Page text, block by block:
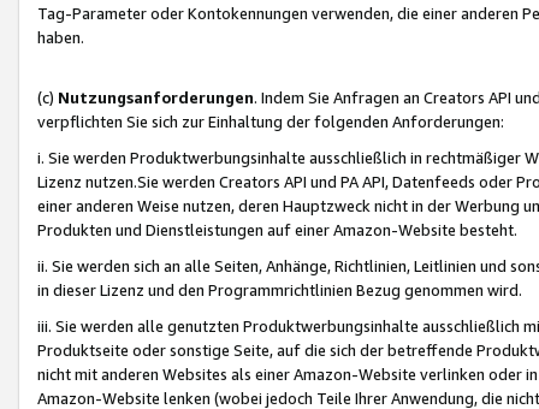
Tag-Parameter oder Kontokennungen verwenden, die einer anderen
haben.
(c) Nutzungsanforderungen. Indem Sie Anfragen an Creators API
verpflichten Sie sich zur Einhaltung der folgenden Anforderungen:
i. Sie werden Produktwerbungsinhalte ausschließlich in rechtmäßiger
Lizenz nutzen.Sie werden Creators API und PA API, Datenfeeds oder
einer anderen Weise nutzen, deren Hauptzweck nicht in der Werbung
Produkten und Dienstleistungen auf einer Amazon-Website besteht.
ii. Sie werden sich an alle Seiten, Anhänge, Richtlinien, Leitlinien und
in dieser Lizenz und den Programmrichtlinien Bezug genommen wird.
iii. Sie werden alle genutzten Produktwerbungsinhalte ausschließlich
Produktseite oder sonstige Seite, auf die sich der betreffende
nicht mit anderen Websites als einer Amazon-Website verlinken oder
Amazon-Website lenken (wobei jedoch Teile Ihrer Anwendung, die